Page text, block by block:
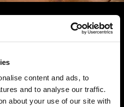
content and ads, to
and to analyse our traffic.
about your use of our site with